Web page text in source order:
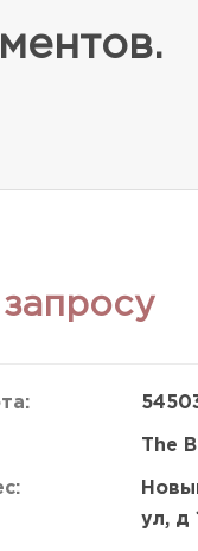
запросу
The
ул, д